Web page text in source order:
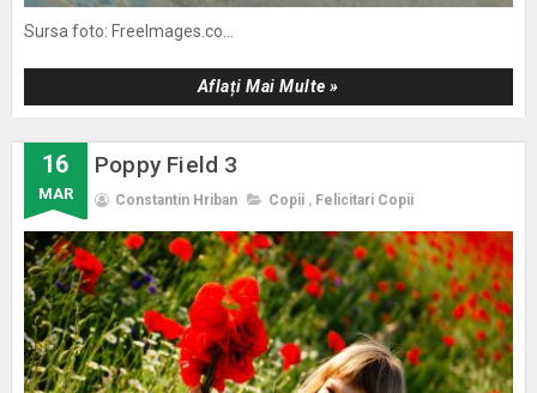
Sursa foto: FreeImages.co...
Aflați Mai Multe »
16
MAR
Poppy Field 3
Constantin Hriban Copii , Felicitari Copii